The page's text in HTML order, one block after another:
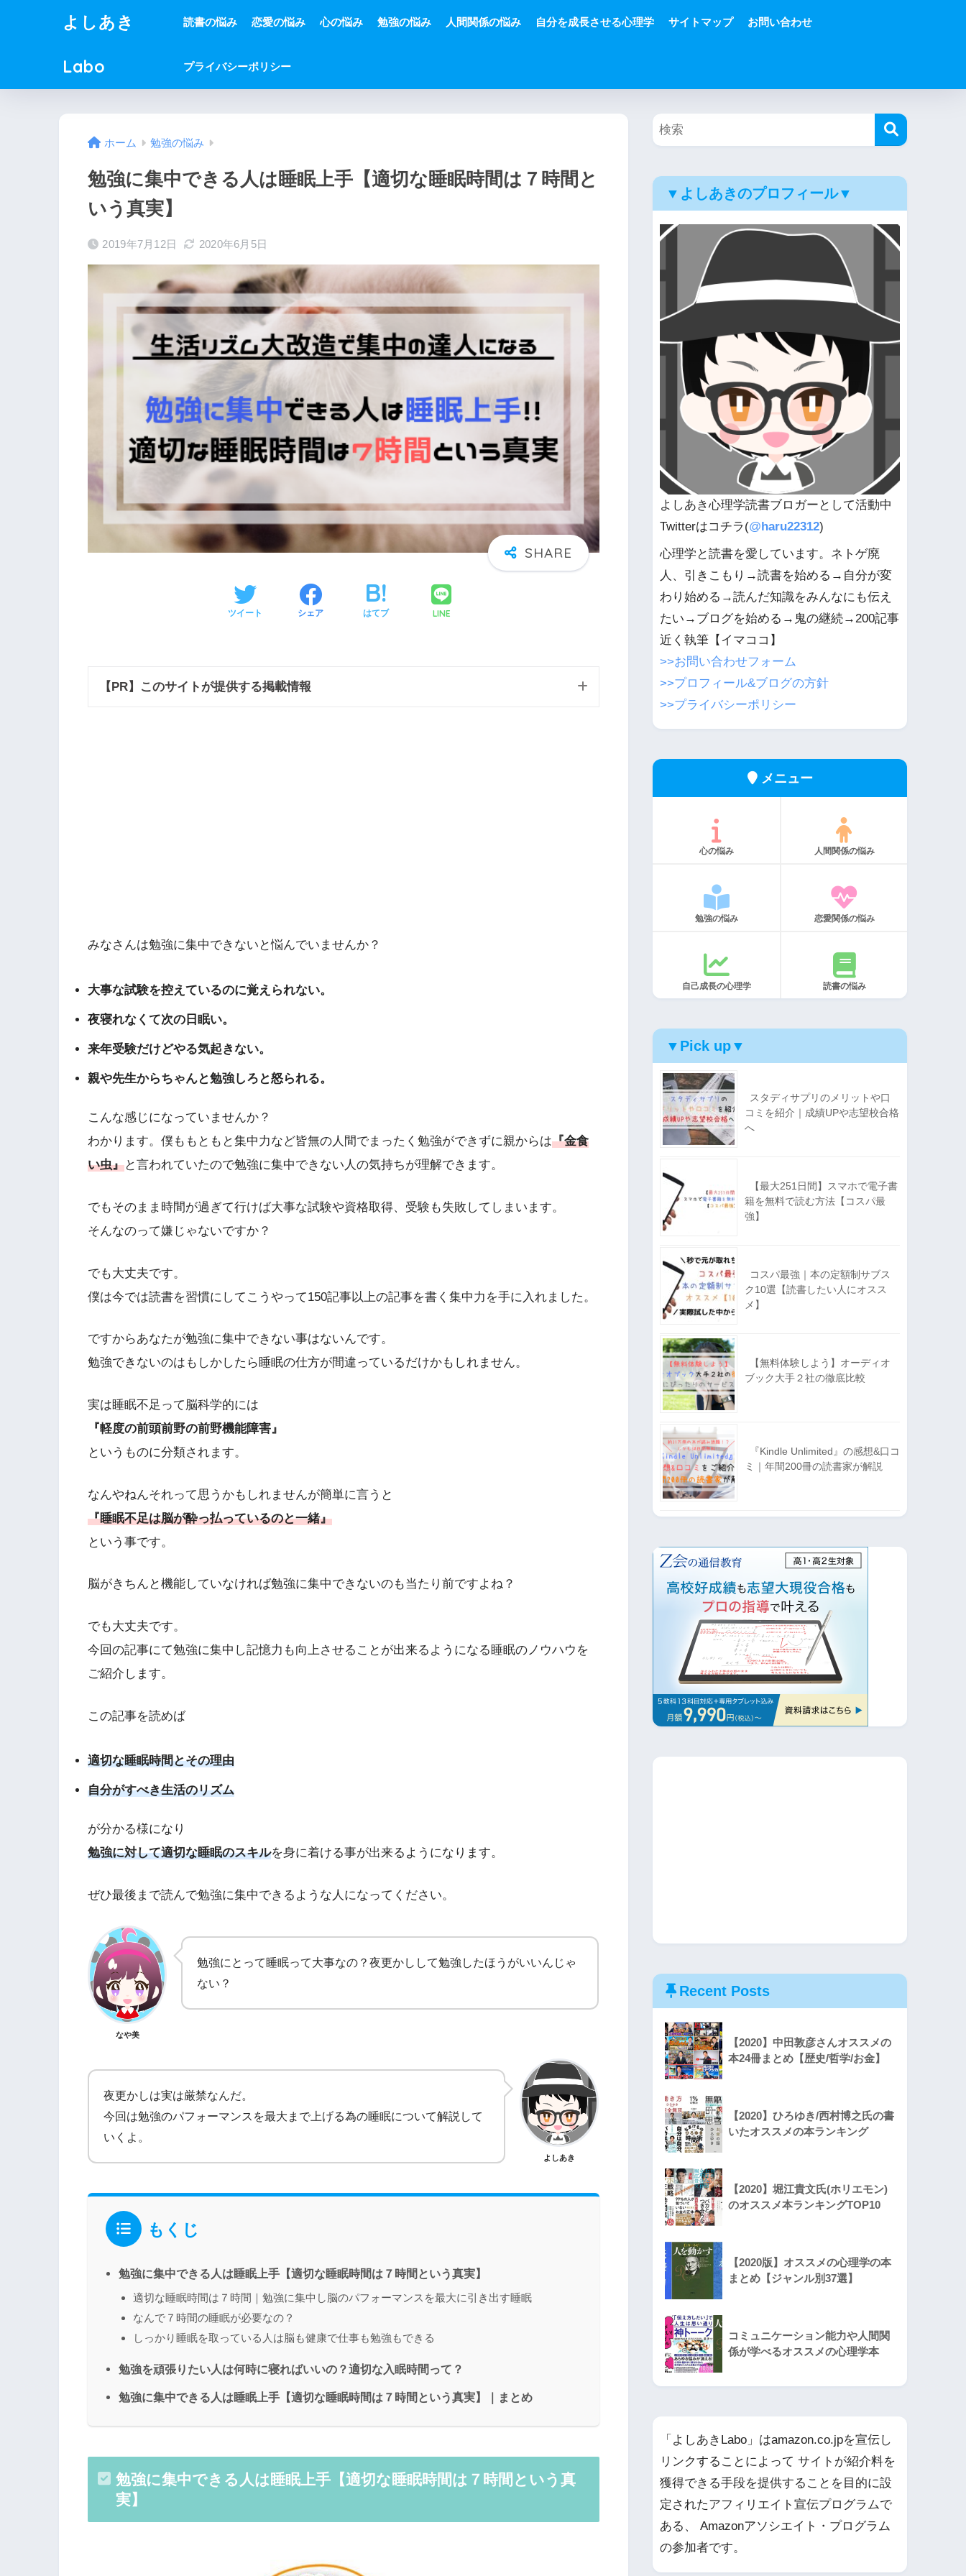
よしあき
Labo
読書の悩み 恋愛の悩み 心の悩み 勉強の悩み 人間関係の悩み 自分を成長させる心理学 サイトマップ お問い合わせ
プライバシーポリシー
ホーム 勉強の悩み
勉強に集中できる人は睡眠上手【適切な睡眠時間は７時間と
いう真実】
2019年7月12日 2020年6月5日
ツイート シェア はてブ LINE
【PR】このサイトが提供する掲載情報
みなさんは勉強に集中できないと悩んでいませんか？
大事な試験を控えているのに覚えられない。
夜寝れなくて次の日眠い。
来年受験だけどやる気起きない。
親や先生からちゃんと勉強しろと怒られる。
こんな感じになっていませんか？
わかります。僕ももともと集中力など皆無の人間でまったく勉強ができずに親からは『金食
い虫』と言われていたので勉強に集中できない人の気持ちが理解できます。
でもそのまま時間が過ぎて行けば大事な試験や資格取得、受験も失敗してしまいます。
そんなのって嫌じゃないですか？
でも大丈夫です。
僕は今では読書を習慣にしてこうやって150記事以上の記事を書く集中力を手に入れました。
ですからあなたが勉強に集中できない事はないんです。
勉強できないのはもしかしたら睡眠の仕方が間違っているだけかもしれません。
実は睡眠不足って脳科学的には
『軽度の前頭前野の前野機能障害』
というものに分類されます。
なんやねんそれって思うかもしれませんが簡単に言うと
『睡眠不足は脳が酔っ払っているのと一緒』
という事です。
脳がきちんと機能していなければ勉強に集中できないのも当たり前ですよね？
でも大丈夫です。
今回の記事にて勉強に集中し記憶力も向上させることが出来るようになる睡眠のノウハウを
ご紹介します。
この記事を読めば
適切な睡眠時間とその理由
自分がすべき生活のリズム
が分かる様になり
勉強に対して適切な睡眠のスキルを身に着ける事が出来るようになります。
ぜひ最後まで読んで勉強に集中できるような人になってください。
なや美
勉強にとって睡眠って大事なの？夜更かしして勉強したほうがいいんじゃ
ない？
夜更かしは実は厳禁なんだ。
今回は勉強のパフォーマンスを最大まで上げる為の睡眠について解説して
いくよ。
よしあき
もくじ
勉強に集中できる人は睡眠上手【適切な睡眠時間は７時間という真実】
適切な睡眠時間は７時間｜勉強に集中し脳のパフォーマンスを最大に引き出す睡眠
なんで７時間の睡眠が必要なの？
しっかり睡眠を取っている人は脳も健康で仕事も勉強もできる
勉強を頑張りたい人は何時に寝ればいいの？適切な入眠時間って？
勉強に集中できる人は睡眠上手【適切な睡眠時間は７時間という真実】｜まとめ
勉強に集中できる人は睡眠上手【適切な睡眠時間は７時間という真
実】
▼よしあきのプロフィール▼
よしあき心理学読書ブロガーとして活動中
Twitterはコチラ(@haru22312)
心理学と読書を愛しています。ネトゲ廃
人、引きこもり→読書を始める→自分が変
わり始める→読んだ知識をみんなにも伝え
たい→ブログを始める→鬼の継続→200記事
近く執筆【イマココ】
>>お問い合わせフォーム
>>プロフィール&ブログの方針
>>プライバシーポリシー
メニュー
心の悩み 人間関係の悩み
勉強の悩み 恋愛関係の悩み
自己成長の心理学 読書の悩み
▼Pick up▼
スタディサプリのメリットや口
コミを紹介｜成績UPや志望校合格
へ
【最大251日間】スマホで電子書
籍を無料で読む方法【コスパ最
強】
コスパ最強｜本の定額制サブス
ク10選【読書したい人にオスス
メ】
【無料体験しよう】オーディオ
ブック大手２社の徹底比較
『Kindle Unlimited』の感想&口コ
ミ｜年間200冊の読書家が解説
Recent Posts
【2020】中田敦彦さんオススメの
本24冊まとめ【歴史/哲学/お金】
【2020】ひろゆき/西村博之氏の書
いたオススメの本ランキング
【2020】堀江貴文氏(ホリエモン)
のオススメ本ランキングTOP10
【2020版】オススメの心理学の本
まとめ【ジャンル別37選】
コミュニケーション能力や人間関
係が学べるオススメの心理学本
「よしあきLabo」はamazon.co.jpを宣伝し
リンクすることによって サイトが紹介料を
獲得できる手段を提供することを目的に設
定されたアフィリエイト宣伝プログラムで
ある、 Amazonアソシエイト・プログラム
の参加者です。